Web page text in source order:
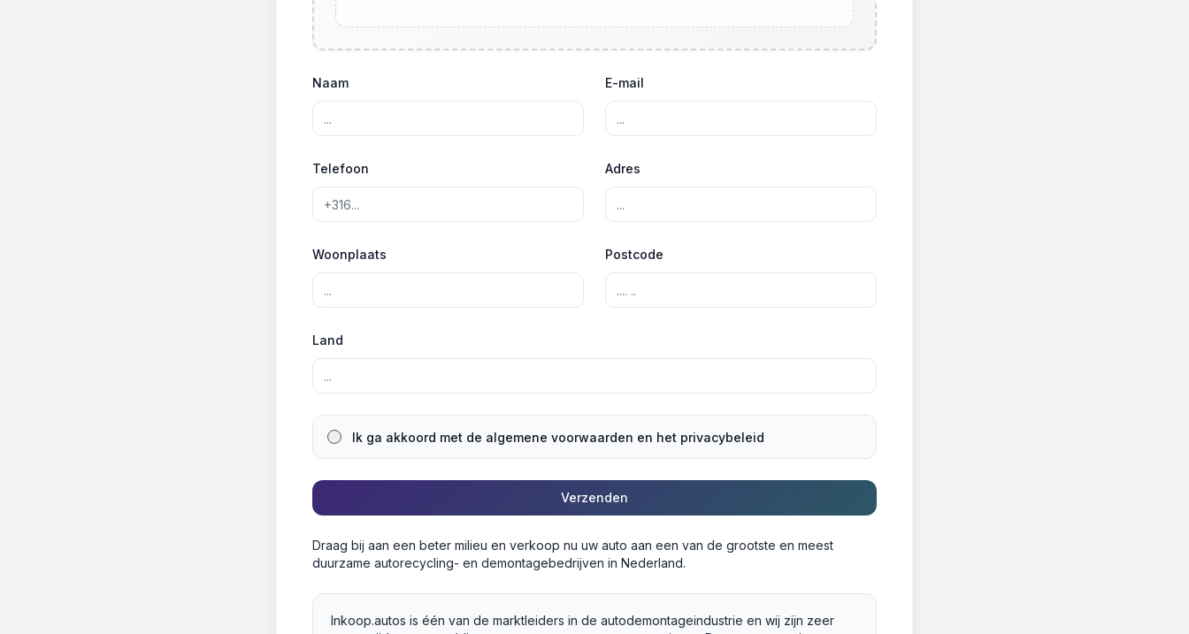
Naam E-mail
Telefoon Adres
Woonplaats Postcode
Land
Ik ga akkoord met de algemene voorwaarden en het privacybeleid
Verzenden
Draag bij aan een beter milieu en verkoop nu uw auto aan een van de grootste en meest
duurzame autorecycling- en demontagebedrijven in Nederland.
Inkoop.autos is één van de marktleiders in de autodemontageindustrie en wij zijn zeer